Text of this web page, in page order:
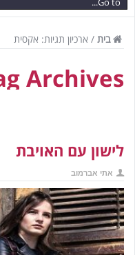
בית / ארכיון תגיות: אקסית
Archives:
לישון עם האויבת
אתי אברמוב